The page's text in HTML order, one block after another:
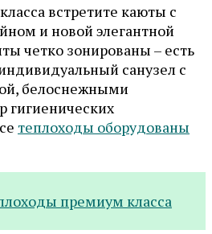
встретите каюты с
и новой элегантной
четко зонированы – есть
санузел с
белоснежными
гигиенических
теплоходы оборудованы
премиум класса